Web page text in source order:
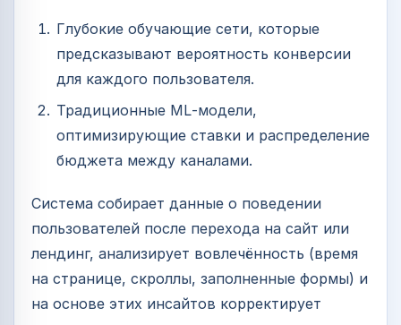
Глубокие обучающие сети, которые
предсказывают вероятность конверсии
для каждого пользователя.
Традиционные ML‑модели,
оптимизирующие ставки и распределение
бюджета между каналами.
Система собирает данные о поведении
пользователей после перехода на сайт или
лендинг, анализирует вовлечённость (время
на странице, скроллы, заполненные формы) и
на основе этих инсайтов корректирует